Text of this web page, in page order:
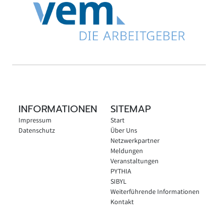
INFORMATIONEN
Impressum
Datenschutz
SITEMAP
Start
Über Uns
Netzwerkpartner
Meldungen
Veranstaltungen
PYTHIA
SIBYL
Weiterführende Informationen
Kontakt